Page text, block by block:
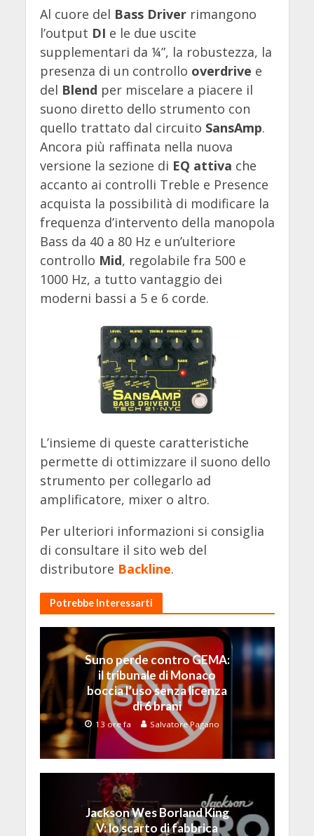
Al cuore del Bass Driverrimangono
l’output DI e le due uscite
supplementari da ¼”, la robustezza, la
presenza di un controllo overdrive e
del Blend per miscelare a piacere il
suono diretto dello strumento con
quello trattato dal circuito SansAmp.
Ancora più raffinata nella nuova
versione la sezione di EQ attiva che
accanto ai controlli Treble e Presence
acquista la possibilità di modificare la
frequenza d’intervento della manopola
Bass da 40 a 80 Hz e un’ulteriore
controllo Mid, regolabile fra 500 e
1000 Hz, a tutto vantaggio dei
moderni bassi a 5 e 6 corde.
L’insieme di queste caratteristiche
permette di ottimizzare il suono dello
strumento per collegarlo ad
amplificatore, mixer o altro.
Per ulteriori informazioni si consiglia
di consultare il sito web del
distributore Backline.
Potrebbe Interessarti
Suno perde contro GEMA:
il tribunale di Monaco
boccia l’uso senza licenza
di 6 brani
13 ore fa Salvatore Pagano
Jackson Wes Borland King
V: lo scarto di fabbrica